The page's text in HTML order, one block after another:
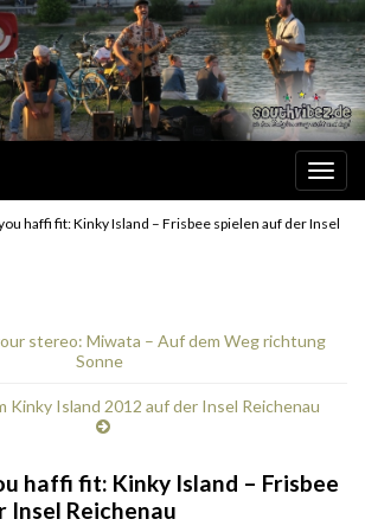
haffi fit: Kinky Island – Frisbee spielen auf der Insel
stereo: Miwata – Auf dem Weg richtung
Sonne
Kinky Island 2012 auf der Insel Reichenau
haffi fit: Kinky Island – Frisbee
Insel Reichenau